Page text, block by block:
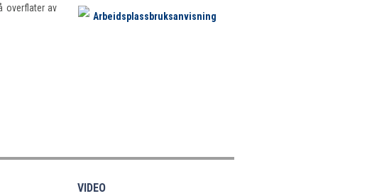
overflater av
Arbeidsplassbruksanvisning
VIDEO